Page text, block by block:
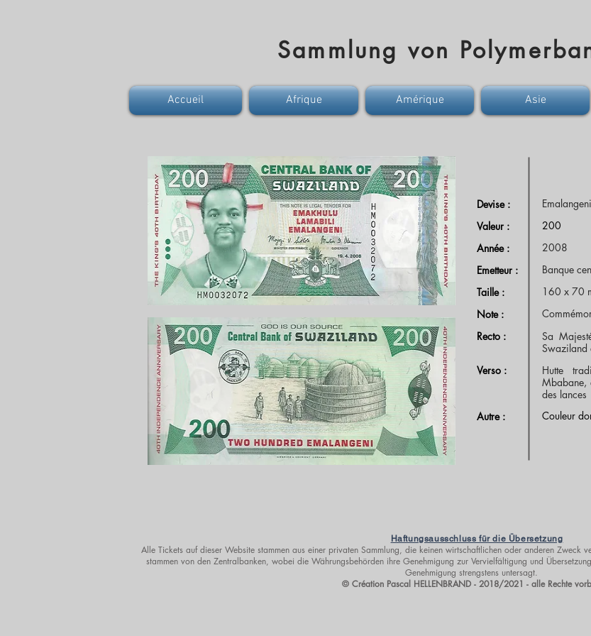
Sammlung von
Accueil Afrique Amérique Asie
Devise :
Emalangeni
Valeur :
200
Année :
2008
Emetteur :
Banque
Taille :
160 x 70
Note :
Recto :
Sa
Swaziland
Verso :
Hutte
Mbabane,
des lances
Autre :
Couleur
Haftungsausschluss für die Übersetzung
Alle Tickets auf dieser Website stammen aus einer privaten Sammlung, die keinen wirtschaftlichen oder anderen Zweck
stammen von den Zentralbanken, wobei die Währungsbehörden ihre Genehmigung zur Vervielfältigung und
Genehmigung strengstens untersagt.
© Création Pascal HELLENBRAND - 2018/2021 - alle Rechte